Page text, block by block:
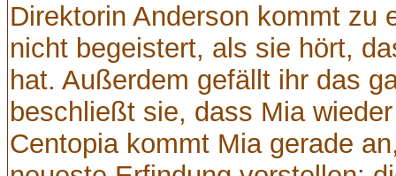
Direktorin Anderson kommt zu
nicht begeistert, als sie hört,
hat. Außerdem gefällt ihr das
beschließt sie, dass Mia
Centopia kommt Mia gerade